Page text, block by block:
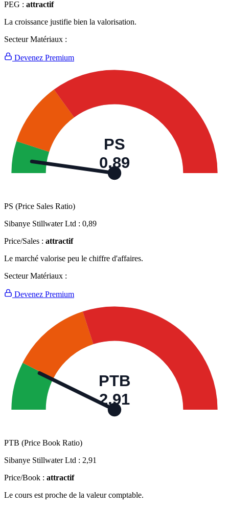
PEG : attractif
La croissance justifie bien la valorisation.
Secteur Matériaux :
Devenez Premium
PS
0,89
PS (Price Sales Ratio)
Sibanye Stillwater Ltd : 0,89
Price/Sales : attractif
Le marché valorise peu le chiffre d'affaires.
Secteur Matériaux :
Devenez Premium
PTB
2,91
PTB (Price Book Ratio)
Sibanye Stillwater Ltd : 2,91
Price/Book : attractif
Le cours est proche de la valeur comptable.